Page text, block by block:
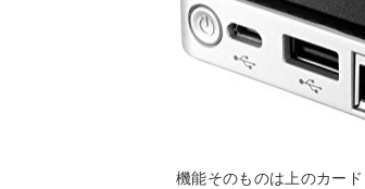
機能そのものは上のカー